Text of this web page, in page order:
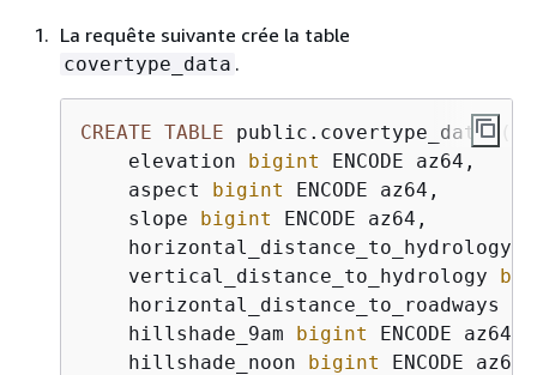
La requête suivante crée la table
covertype_data .
CREATE TABLE public.covertype_data (
    elevation
bigint
ENCODE az64,
    aspect
bigint
ENCODE az64,
    slope
bigint
ENCODE az64,
    horizontal_distance_to_hydrology
    vertical_distance_to_hydrology
    horizontal_distance_to_roadways
    hillshade_9am
bigint
ENCODE az64,
    hillshade_noon
bigint
ENCODE az64,